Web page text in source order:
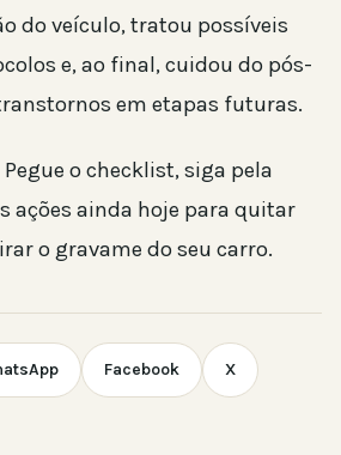
do veículo, tratou possíveis
e, ao final, cuidou do pós-
em etapas futuras.
o checklist, siga pela
ações ainda hoje para quitar
o gravame do seu carro.
Facebook X